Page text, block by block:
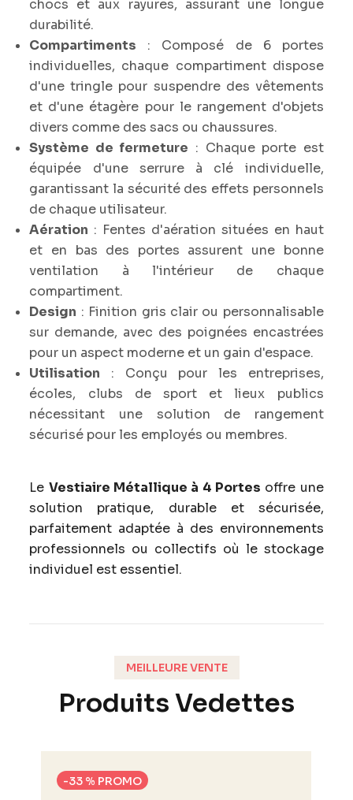
chocs et aux rayures, assurant une longue
durabilité.
Compartiments : Composé de 6 portes
individuelles, chaque compartiment dispose
d'une tringle pour suspendre des vêtements
et d'une étagère pour le rangement d'objets
divers comme des sacs ou chaussures.
Système de fermeture : Chaque porte est
équipée d'une serrure à clé individuelle,
garantissant la sécurité des effets personnels
de chaque utilisateur.
Aération : Fentes d'aération situées en haut
et en bas des portes assurent une bonne
ventilation à l'intérieur de chaque
compartiment.
Design : Finition gris clair ou personnalisable
sur demande, avec des poignées encastrées
pour un aspect moderne et un gain d'espace.
Utilisation : Conçu pour les entreprises,
écoles, clubs de sport et lieux publics
nécessitant une solution de rangement
sécurisé pour les employés ou membres.
Le Vestiaire Métallique à 4 Portes offre une
solution pratique, durable et sécurisée,
parfaitement adaptée à des environnements
professionnels ou collectifs où le stockage
individuel est essentiel.
MEILLEURE VENTE
Produits Vedettes
-33 % PROMO